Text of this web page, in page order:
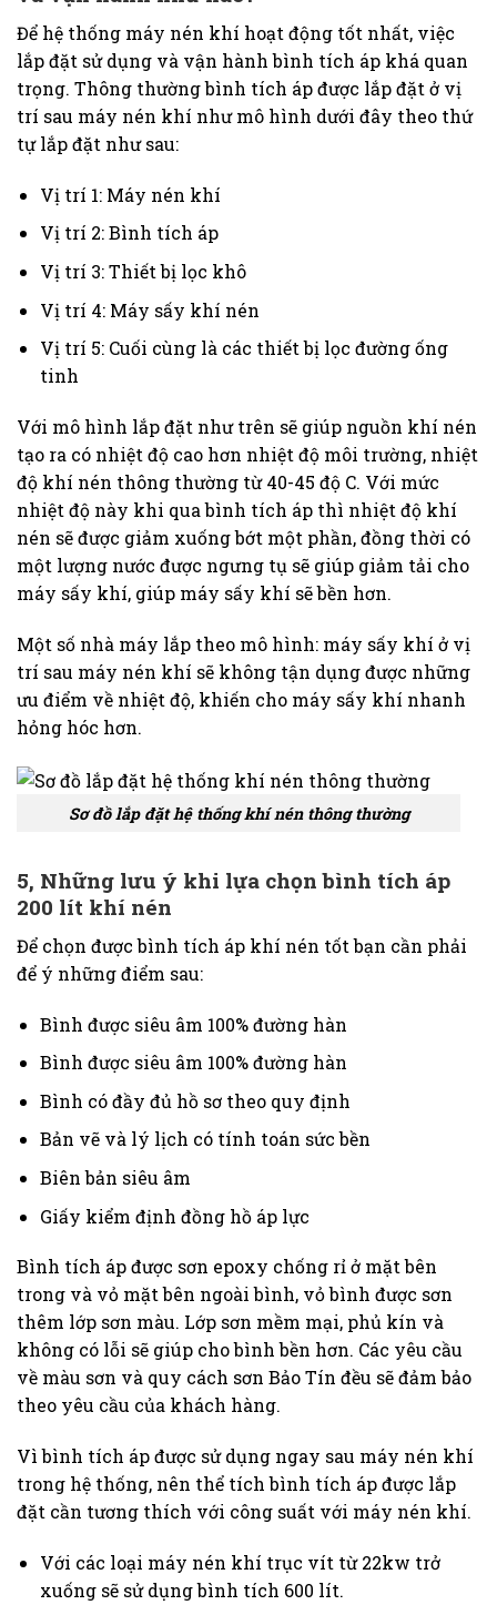
Để hệ thống máy nén khí hoạt động tốt nhất, việc
lắp đặt sử dụng và vận hành bình tích áp khá quan
trọng. Thông thường bình tích áp được lắp đặt ở vị
trí sau máy nén khí như mô hình dưới đây theo thứ
tự lắp đặt như sau:
Vị trí 1: Máy nén khí
Vị trí 2: Bình tích áp
Vị trí 3: Thiết bị lọc khô
Vị trí 4: Máy sấy khí nén
Vị trí 5: Cuối cùng là các thiết bị lọc đường ống
tinh
Với mô hình lắp đặt như trên sẽ giúp nguồn khí nén
tạo ra có nhiệt độ cao hơn nhiệt độ môi trường, nhiệt
độ khí nén thông thường từ 40-45 độ C. Với mức
nhiệt độ này khi qua bình tích áp thì nhiệt độ khí
nén sẽ được giảm xuống bớt một phần, đồng thời có
một lượng nước được ngưng tụ sẽ giúp giảm tải cho
máy sấy khí, giúp máy sấy khí sẽ bền hơn.
Một số nhà máy lắp theo mô hình: máy sấy khí ở vị
trí sau máy nén khí sẽ không tận dụng được những
ưu điểm về nhiệt độ, khiến cho máy sấy khí nhanh
hỏng hóc hơn.
Sơ đồ lắp đặt hệ thống khí nén thông thường
5, Những lưu ý khi lựa chọn bình tích áp
200 lít khí nén
Để chọn được bình tích áp khí nén tốt bạn cần phải
để ý những điểm sau:
Bình được siêu âm 100% đường hàn
Bình được siêu âm 100% đường hàn
Bình có đầy đủ hồ sơ theo quy định
Bản vẽ và lý lịch có tính toán sức bền
Biên bản siêu âm
Giấy kiểm định đồng hồ áp lực
Bình tích áp được sơn epoxy chống rỉ ở mặt bên
trong và vỏ mặt bên ngoài bình, vỏ bình được sơn
thêm lớp sơn màu. Lớp sơn mềm mại, phủ kín và
không có lỗi sẽ giúp cho bình bền hơn. Các yêu cầu
về màu sơn và quy cách sơn Bảo Tín đều sẽ đảm bảo
theo yêu cầu của khách hàng.
Vì bình tích áp được sử dụng ngay sau máy nén khí
trong hệ thống, nên thể tích bình tích áp được lắp
đặt cần tương thích với công suất với máy nén khí.
Với các loại máy nén khí trục vít từ 22kw trở
xuống sẽ sử dụng bình tích 600 lít.